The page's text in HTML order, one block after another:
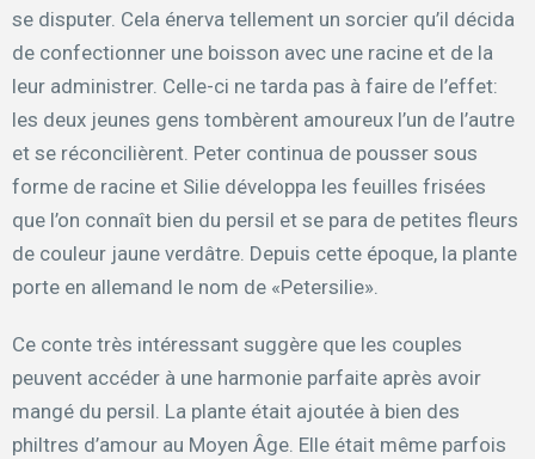
se disputer. Cela énerva tellement un sorcier qu’il décida
de confectionner une boisson avec une racine et de la
leur administrer. Celle-ci ne tarda pas à faire de l’effet:
les deux jeunes gens tombèrent amoureux l’un de l’autre
et se réconcilièrent. Peter continua de pousser sous
forme de racine et Silie développa les feuilles frisées
que l’on connaît bien du persil et se para de petites fleurs
de couleur jaune verdâtre. Depuis cette époque, la plante
porte en allemand le nom de «Petersilie».
Ce conte très intéressant suggère que les couples
peuvent accéder à une harmonie parfaite après avoir
mangé du persil. La plante était ajoutée à bien des
philtres d’amour au Moyen Âge. Elle était même parfois